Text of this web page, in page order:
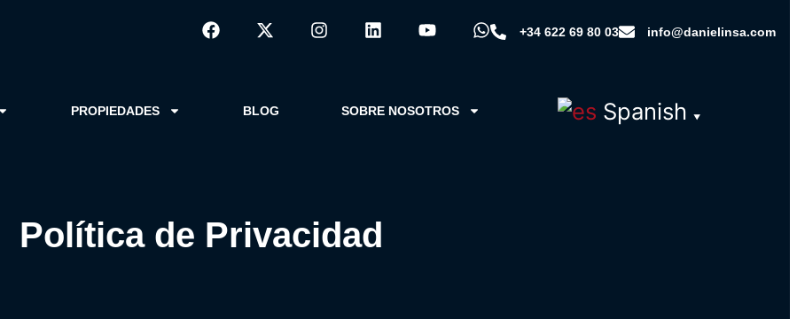
+34 622 69 80 03 info@danielinsa.com
PROPIEDADES BLOG SOBRE NOSOTROS Spanish ▼
Política de Privacidad